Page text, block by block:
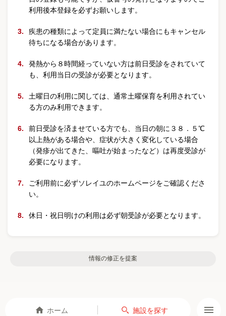
ホーム 施設を探す
利用後本登録を必ずお願いします。
疾患の種類によって定員に満たない場合にもキャンセル
待ちになる場合があります。
発熱から８時間経っていない方は前日受診をされていて
も、利用当日の受診が必要となります。
土曜日の利用に関しては、通常土曜保育を利用されてい
る方のみ利用できます。
前日受診を済ませている方でも、当日の朝に３８．５℃
以上熱がある場合や、症状が大きく変化している場合
（発疹が出てきた、嘔吐が始まったなど）は再度受診が
必要になります。
ご利用前に必ずソレイユのホームページをご確認くださ
い。
休日・祝日明けの利用は必ず朝受診が必要となります。
情報の修正を提案